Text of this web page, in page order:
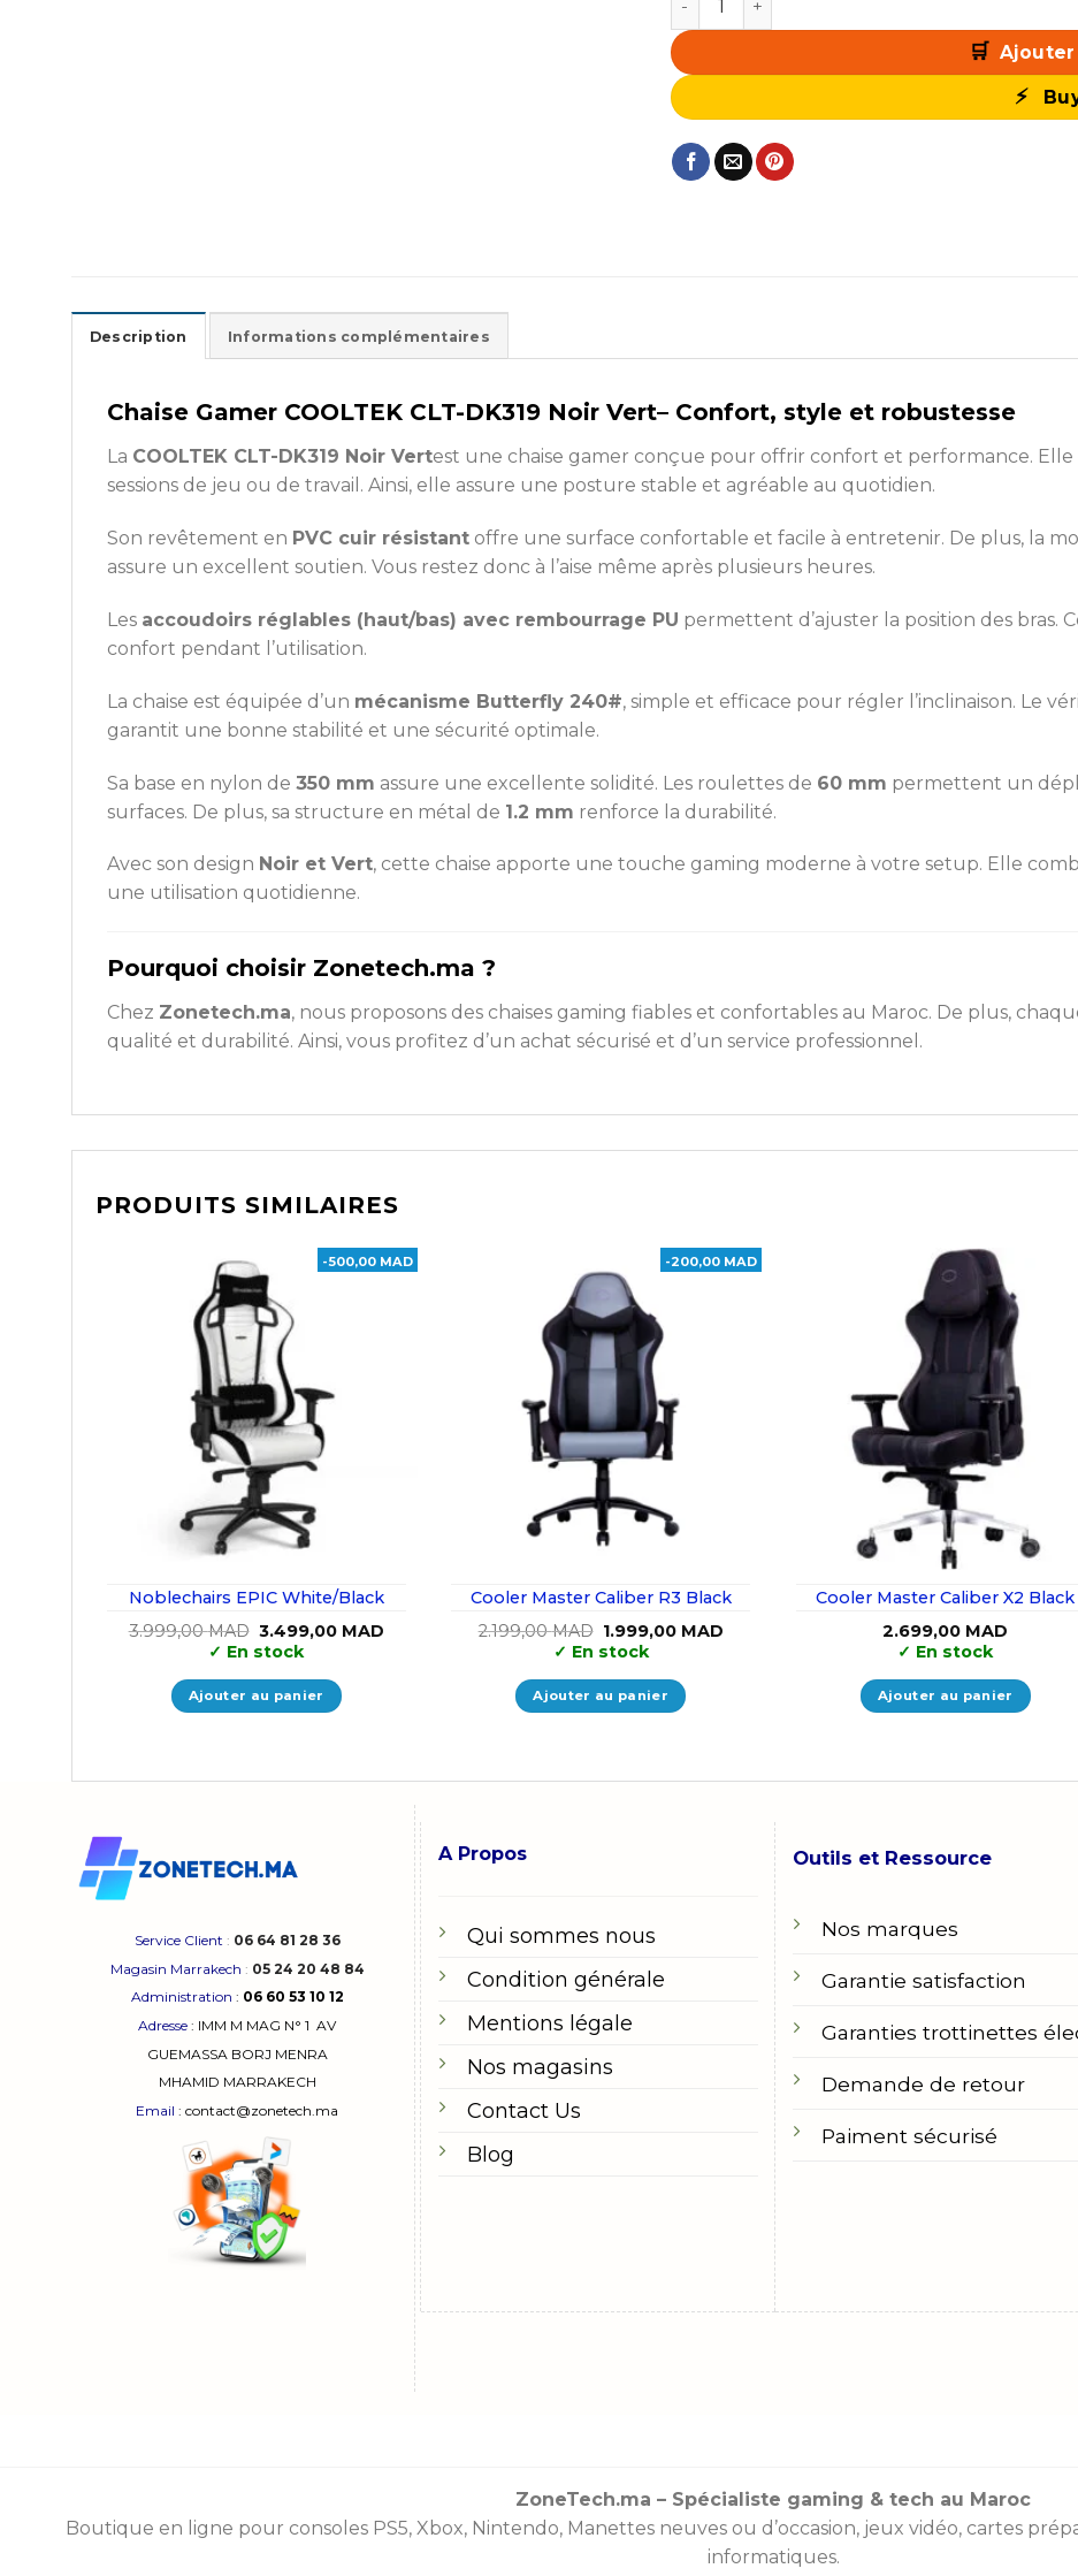
Ajouter
Description Informations complémentaires
Chaise Gamer COOLTEK CLT-DK319 Noir Vert– Confort, style et robustesse
La COOLTEK CLT-DK319 Noir Vertest une chaise gamer conçue pour offrir confort et performance.
sessions de jeu ou de travail. Ainsi, elle assure une posture stable et agréable au quotidien.
Son revêtement en PVC cuir résistant offre une surface confortable et facile à entretenir. De plus, la
assure un excellent soutien. Vous restez donc à l’aise même après plusieurs heures.
Les accoudoirs réglables (haut/bas) avec rembourrage PU permettent d’ajuster la position des bras.
confort pendant l’utilisation.
La chaise est équipée d’un mécanisme Butterfly 240#, simple et efficace pour régler l’inclinaison. Le
garantit une bonne stabilité et une sécurité optimale.
Sa base en nylon de 350 mm assure une excellente solidité. Les roulettes de 60 mm permettent un
surfaces. De plus, sa structure en métal de 1.2 mm renforce la durabilité.
Avec son design Noir et Vert, cette chaise apporte une touche gaming moderne à votre setup. Elle
une utilisation quotidienne.
Pourquoi choisir Zonetech.ma ?
Chez Zonetech.ma, nous proposons des chaises gaming fiables et confortables au Maroc. De plus,
qualité et durabilité. Ainsi, vous profitez d’un achat sécurisé et d’un service professionnel.
PRODUITS SIMILAIRES
-500,00 MAD
Noblechairs EPIC White/Black
3.999,00MAD Le
prix
initial
était :
3.999,00 MAD.
3.499,00 MADLe
✓ En stock
Ajouter au panier
-200,00 MAD
Cooler Master Caliber R3 Black
2.199,00MAD Le
prix
initial
était :
2.199,00 MAD.
1.999,00 MADLe
✓ En stock
Ajouter au panier
Cooler Master Caliber X2 Black
2.699,00 MAD
✓ En stock
Ajouter au panier
Service Client : 06 64 81 28 36
Magasin Marrakech : 05 24 20 48 84
Administration : 06 60 53 10 12
Adresse : IMM M MAG N° 1AV
GUEMASSA BORJ MENRA
MHAMID MARRAKECH
Email : contact@zonetech.ma
A Propos
Qui sommes nous
Condition générale
Mentions légale
Nos magasins
Contact Us
Blog
Outils et Ressource
Nos marques
Garantie satisfaction
Garanties trottinettes
Demande de retour
Paiment sécurisé
ZoneTech.ma – Spécialiste gaming & tech au Maroc
Boutique en ligne pour consoles PS5, Xbox, Nintendo, Manettesneuves ou d’occasion, jeux vidéo,cartes
informatiques.